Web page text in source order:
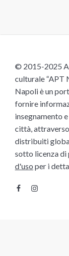
© 2015-2025
culturale “APT
Napoli è un
fornire
insegnamento
città,
distribuiti
sotto licenza
d'uso per i